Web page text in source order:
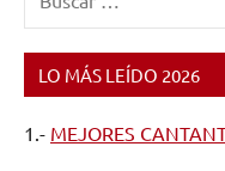
LO MÁS LEÍDO 2026
1.- MEJORES